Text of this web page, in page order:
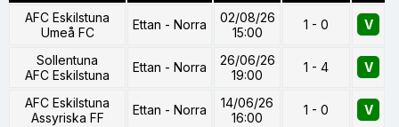
AFC Eskilstuna
Umeå FC
Ettan - Norra
02/08/26
15:00
1 - 0 V
Sollentuna
AFC Eskilstuna
Ettan - Norra
26/06/26
19:00
1 - 4 V
AFC Eskilstuna
Assyriska FF
Ettan - Norra
14/06/26
16:00
1 - 0 V